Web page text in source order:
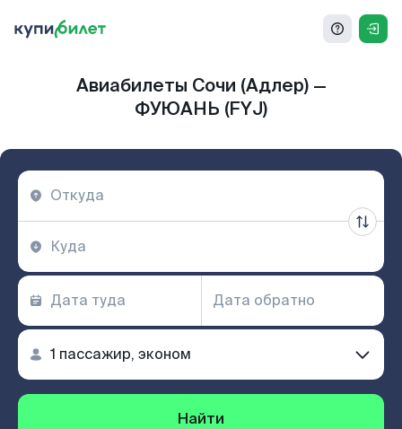
Авиабилеты Сочи (Адлер) —
ФУЮАНЬ (FYJ)
Найти